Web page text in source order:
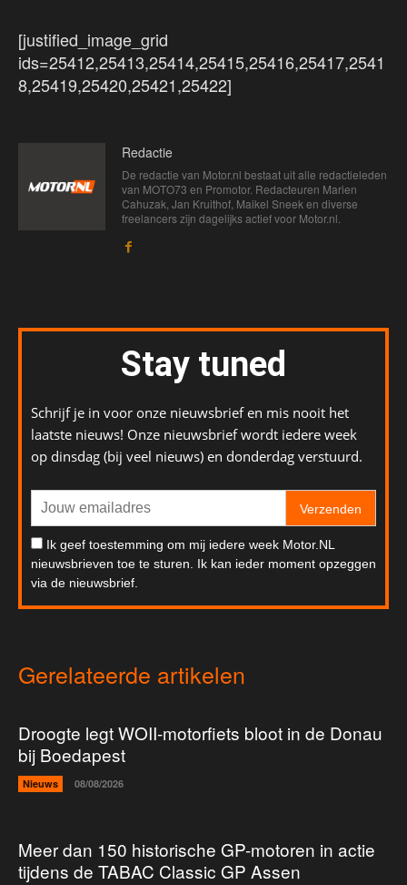
[justified_image_grid
ids=25412,25413,25414,25415,25416,25417,2541
8,25419,25420,25421,25422]
Redactie
De redactie van Motor.nl bestaat uit alle redactieleden
van MOTO73 en Promotor. Redacteuren Marien
Cahuzak, Jan Kruithof, Maikel Sneek en diverse
freelancers zijn dagelijks actief voor Motor.nl.
Stay tuned
Schrijf je in voor onze nieuwsbrief en mis nooit het
laatste nieuws! Onze nieuwsbrief wordt iedere week
op dinsdag (bij veel nieuws) en donderdag verstuurd.
Verzenden
Ik geef toestemming om mij iedere week Motor.NL
nieuwsbrieven toe te sturen. Ik kan ieder moment opzeggen
via de nieuwsbrief.
Gerelateerde artikelen
Droogte legt WOII-motorfiets bloot in de Donau
bij Boedapest
Nieuws 08/08/2026
Meer dan 150 historische GP-motoren in actie
tijdens de TABAC Classic GP Assen